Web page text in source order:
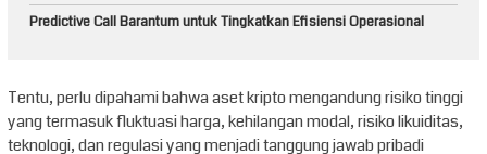
Predictive Call Barantum untuk Tingkatkan Efisiensi Operasional
Tentu, perlu dipahami bahwa aset kripto mengandung risiko tinggi
yang termasuk fluktuasi harga, kehilangan modal, risiko likuiditas,
teknologi, dan regulasi yang menjadi tanggung jawab pribadi